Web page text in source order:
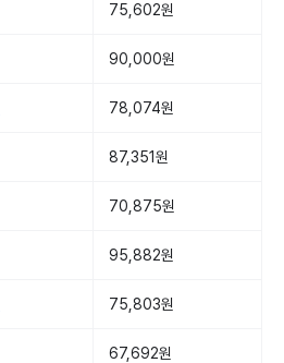
75,602원
90,000원
78,074원
87,351원
70,875원
95,882원
75,803원
67,692원